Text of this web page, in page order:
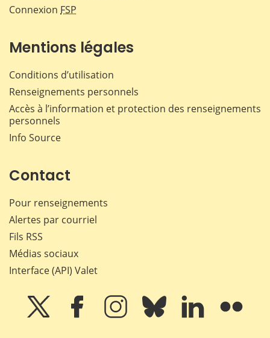
Connexion FSP
Mentions légales
Conditions d’utilisation
Renseignements personnels
Accès à l’information et protection des renseignements
personnels
Info Source
Contact
Pour renseignements
Alertes par courriel
Fils RSS
Médias sociaux
Interface (API) Valet